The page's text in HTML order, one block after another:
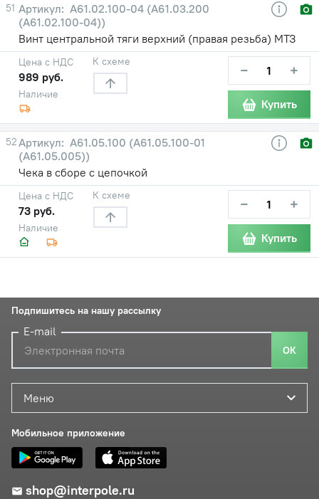
51
А61.02.100-04 (А61.03.200
(А61.02.100-04))
Винт центральной тяги верхний (правая резьба) МТЗ
Наличие
Цена с НДС
989 руб.
К схеме − +
Купить
52
А61.05.100 (А61.05.100-01
(А61.05.005))
Чека в сборе с цепочкой
Наличие
Цена с НДС
73 руб.
К схеме − +
Купить
Меню
Мобильное приложение
shop@interpole.ru
Подпишитесь на нашу рассылку
E-mail
ОК